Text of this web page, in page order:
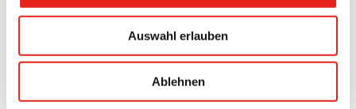
Auswahl erlauben
Ablehnen